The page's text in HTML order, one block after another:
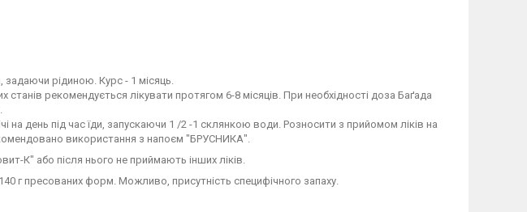
рідиною. Курс - 1 місяць.
рекомендується лікувати протягом 6-8 місяців. При необхідності доза Баґада
на день під час їди, запускаючи 1 /2 -1 склянкою води. Розносити з прийомом ліків на
використання з напоєм "БРУСНИКА".
К" або після нього не приймають інших ліків.
г пресованих форм. Можливо, присутність специфічного запаху.